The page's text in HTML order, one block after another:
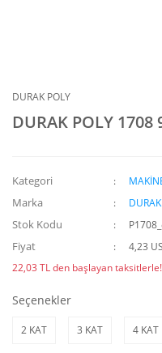
DURAK POLY
DURAK POLY 1708
Kategori
Marka
Stok Kodu
Fiyat
4,23
22,03 TL den başlayan taksitlerle!
Seçenekler
2 KAT 3 KAT 4 KAT